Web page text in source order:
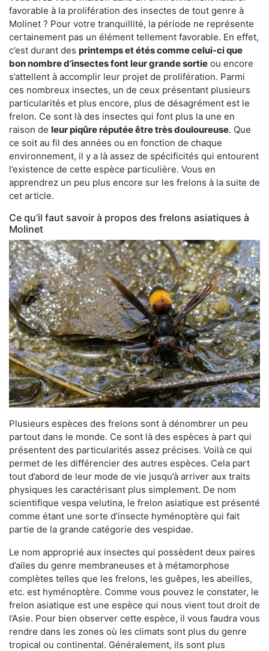
favorable à la prolifération des insectes de tout genre à
Molinet ? Pour votre tranquillité, la période ne représente
certainement pas un élément tellement favorable. En effet,
c’est durant des printemps et étés comme celui-ci que
bon nombre d’insectes font leur grande sortie ou encore
s’attellent à accomplir leur projet de prolifération. Parmi
ces nombreux insectes, un de ceux présentant plusieurs
particularités et plus encore, plus de désagrément est le
frelon. Ce sont là des insectes qui font plus la une en
raison de leur piqûre réputée être très douloureuse. Que
ce soit au fil des années ou en fonction de chaque
environnement, il y a là assez de spécificités qui entourent
l’existence de cette espèce particulière. Vous en
apprendrez un peu plus encore sur les frelons à la suite de
cet article.
Ce qu’il faut savoir à propos des frelons asiatiques à
Molinet
Plusieurs espèces des frelons sont à dénombrer un peu
partout dans le monde. Ce sont là des espèces à part qui
présentent des particularités assez précises. Voilà ce qui
permet de les différencier des autres espèces. Cela part
tout d’abord de leur mode de vie jusqu’à arriver aux traits
physiques les caractérisant plus simplement. De nom
scientifique vespa velutina, le frelon asiatique est présenté
comme étant une sorte d’insecte hyménoptère qui fait
partie de la grande catégorie des vespidae.
Le nom approprié aux insectes qui possèdent deux paires
d’ailes du genre membraneuses et à métamorphose
complètes telles que les frelons, les guêpes, les abeilles,
etc. est hyménoptère. Comme vous pouvez le constater, le
frelon asiatique est une espèce qui nous vient tout droit de
l’Asie. Pour bien observer cette espèce, il vous faudra vous
rendre dans les zones où les climats sont plus du genre
tropical ou continental. Généralement, ils sont plus